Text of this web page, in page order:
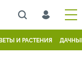
И РАСТЕНИЯ